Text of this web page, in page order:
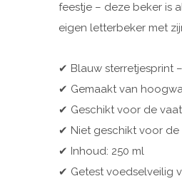
feestje – deze beker is
eigen letterbeker met
✔ Blauw sterretjesprint
✔ Gemaakt van
✔ Geschikt voor de
✔ Niet geschikt voor de
✔ Inhoud: 250 ml
✔ Getest voedselveilig